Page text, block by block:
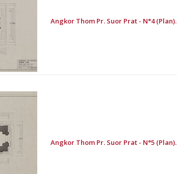
Angkor Thom Pr. Suor Prat - N°4 (Plan).
Angkor Thom Pr. Suor Prat - N°5 (Plan).